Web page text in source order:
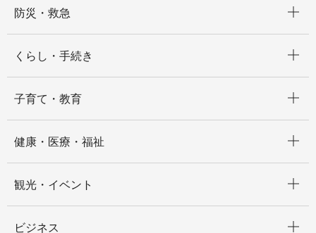
防災・救急
くらし・手続き
子育て・教育
健康・医療・福祉
観光・イベント
ビジネス